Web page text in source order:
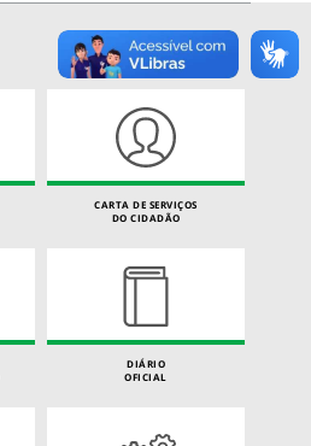
CARTA DE SERVIÇOS
DO CIDADÃO
DIÁRIO
OFICIAL